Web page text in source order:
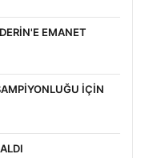
EMANET
İÇİN